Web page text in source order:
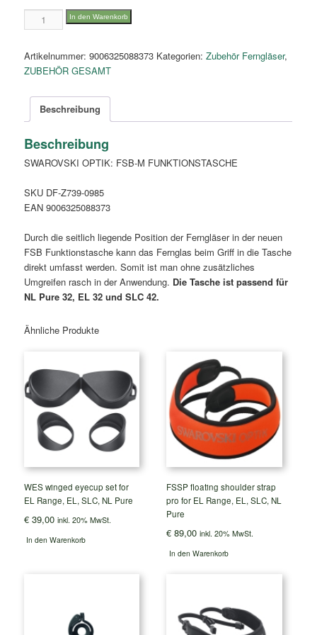
FSB-
M
sidebag
for
Pure
32,
Range
32
In den Warenkorb
Artikelnummer:9006325088373 Kategorien:Zubehör Ferngläser,
ZUBEHÖR GESAMT
Beschreibung
Beschreibung
SWAROVSKI OPTIK: FSB-M FUNKTIONSTASCHE
SKU DF-Z739-0985
EAN 9006325088373
Durch die seitlich liegende Position der Ferngläser in der neuen
FSB Funktionstasche kann das Fernglas beim Griff in die Tasche
direkt umfasst werden. Somit ist man ohne zusätzliches
Umgreifen rasch in der Anwendung. Die Tasche ist passend für
NL Pure 32, EL 32 und SLC 42.
Ähnliche Produkte
WES winged eyecup set for
EL Range, EL, SLC, NL Pure
€ 39,00 inkl. 20% MwSt.
In den Warenkorb
FSSP floating shoulder strap
pro for EL Range, EL, SLC, NL
Pure
€ 89,00 inkl. 20% MwSt.
In den Warenkorb